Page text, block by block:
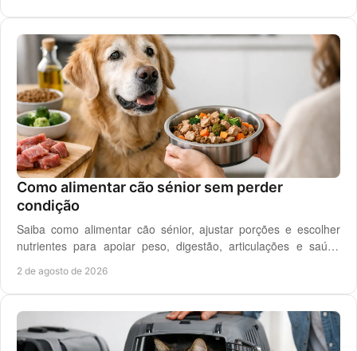
Como alimentar cão sénior sem perder
condição
Saiba como alimentar cão sénior, ajustar porções e escolher
nutrientes para apoiar peso, digestão, articulações e saúde
2 de agosto de 2026